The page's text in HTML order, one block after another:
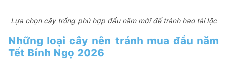
Lựa chọn cây trồng phù hợp đầu năm mới để tránh hao tài lộc
Những loại cây nên tránh mua đầu năm
Tết Bính Ngọ 2026